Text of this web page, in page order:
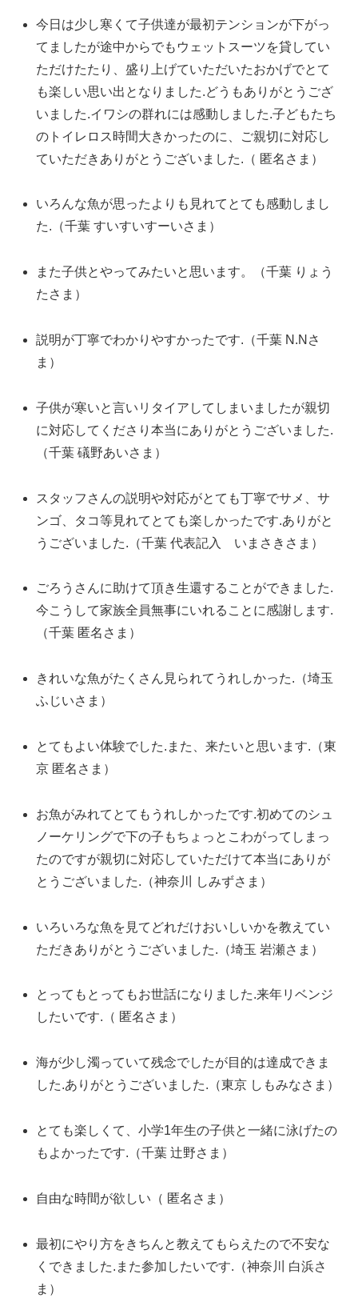
今日は少し寒くて子供達が最初テンションが下がっ
てましたが途中からでもウェットスーツを貸してい
ただけたたり、盛り上げていただいたおかげでとて
も楽しい思い出となりました.どうもありがとうござ
いました.イワシの群れには感動しました.子どもたち
のトイレロス時間大きかったのに、ご親切に対応し
ていただきありがとうございました.（ 匿名さま）
いろんな魚が思ったよりも見れてとても感動しまし
た.（千葉 すいすいすーいさま）
また子供とやってみたいと思います。（千葉 りょう
たさま）
説明が丁寧でわかりやすかったです.（千葉 N.Nさ
ま）
子供が寒いと言いリタイアしてしまいましたが親切
に対応してくださり本当にありがとうございました.
（千葉 礒野あいさま）
スタッフさんの説明や対応がとても丁寧でサメ、サ
ンゴ、タコ等見れてとても楽しかったです.ありがと
うございました.（千葉 代表記入 いまさきさま）
ごろうさんに助けて頂き生還することができました.
今こうして家族全員無事にいれることに感謝します.
（千葉 匿名さま）
きれいな魚がたくさん見られてうれしかった.（埼玉
ふじいさま）
とてもよい体験でした.また、来たいと思います.（東
京 匿名さま）
お魚がみれてとてもうれしかったです.初めてのシュ
ノーケリングで下の子もちょっとこわがってしまっ
たのですが親切に対応していただけて本当にありが
とうございました.（神奈川 しみずさま）
いろいろな魚を見てどれだけおいしいかを教えてい
ただきありがとうございました.（埼玉 岩瀬さま）
とってもとってもお世話になりました.来年リベンジ
したいです.（ 匿名さま）
海が少し濁っていて残念でしたが目的は達成できま
した.ありがとうございました.（東京 しもみなさま）
とても楽しくて、小学1年生の子供と一緒に泳げたの
もよかったです.（千葉 辻野さま）
自由な時間が欲しい（ 匿名さま）
最初にやり方をきちんと教えてもらえたので不安な
くできました.また参加したいです.（神奈川 白浜さ
ま）